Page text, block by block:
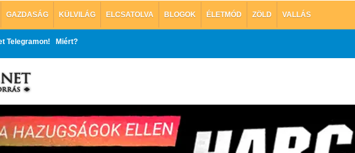
GAZDASÁG KÜLVILÁG ELCSATOLVA BLOGOK ÉLETMÓD ZÖLD VALLÁS
Telegramon! Miért?